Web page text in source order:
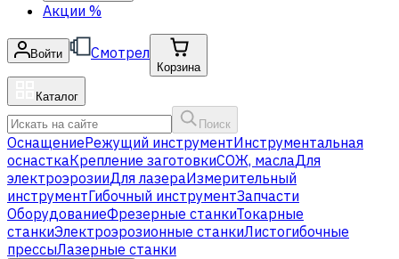
Акции %
Войти Смотрел
Корзина
Каталог
Поиск
ОснащениеРежущий инструментИнструментальная
оснасткаКрепление заготовкиСОЖ, маслаДля
электроэрозииДля лазераИзмерительный
инструментГибочный инструментЗапчасти
ОборудованиеФрезерные станкиТокарные
станкиЭлектроэрозионные станкиЛистогибочные
прессыЛазерные станки